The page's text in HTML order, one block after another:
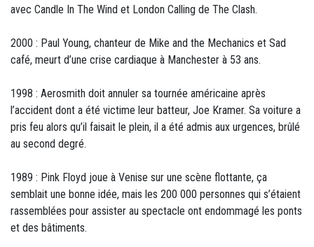
avec Candle In The Wind et London Calling de The Clash.
2000 : Paul Young, chanteur de Mike and the Mechanics et Sad
café, meurt d’une crise cardiaque à Manchester à 53 ans.
1998 : Aerosmith doit annuler sa tournée américaine après
l’accident dont a été victime leur batteur, Joe Kramer. Sa voiture a
pris feu alors qu’il faisait le plein, il a été admis aux urgences, brûlé
au second degré.
1989 : Pink Floyd joue à Venise sur une scène flottante, ça
semblait une bonne idée, mais les 200 000 personnes qui s’étaient
rassemblées pour assister au spectacle ont endommagé les ponts
et des bâtiments.